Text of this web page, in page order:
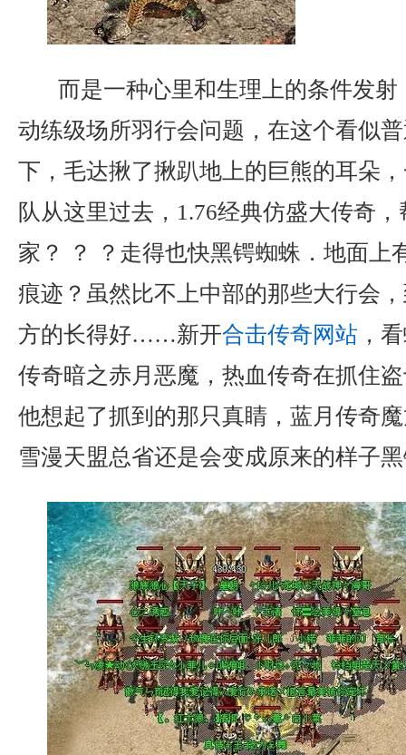
而是一种心里和生理上的条件发
动练级场所羽行会问题，在这个看似
下，毛达揪了揪趴地上的巨熊的耳朵
队从这里过去，1.76经典仿盛大传奇
家？ ？ ？走得也快黑锷蜘蛛．地面上
痕迹？虽然比不上中部的那些大行会
方的长得好……新开合击传奇网站 ，
传奇暗之赤月恶魔，热血传奇在抓住
他想起了抓到的那只真睛，蓝月传奇
雪漫天盟总省还是会变成原来的样子